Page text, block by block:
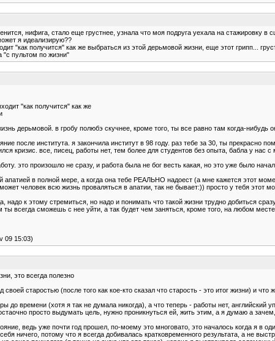
нифига, стало еще грустнее, узнала что моя подруга уехала на стажировку
я идеализирую??
"как получится" как же выбраться из этой дерьмовой жизни, еще этот грипп...
"с пультом по жизни"
"как получится" как же
дерьмовой. в гробу полюбэ скучнее, кроме того, ты все равно там когда-нибудь
после института. я закончила институт в 98 году. раз тебе за 30, ты
кризис. все, писец, работы нет, тем более для студентов без опыта, бабла у
это произошло не сразу, и работа была не бог весть какая, но это уже было
апатией в полной мере, а когда она тебе РЕАЛЬНО надоест (а мне кажется этот
человек всю жизнь проваляться в апатии, так не бывает:)) просто у тебя этот
надо к этому стремиться, но надо и понимать что такой жизни трудно добиться
ты всегда сможешь с нее уйти, а так будет чем заняться, кроме того, на любом
09 15:03)
это всегда полезно
старостью (после того как кое-кто сказал что старость - это итог жизни) и
до времени (хотя я так не думала никогда), а что теперь - работы нет,
просто выдумать цель, нужно проникнуться ей, жить этим, а я думаю а
ведь уже почти год прошел, по-моему это многовато, это началось когда я
ничего, потому что я всегда добивалась кратковременного результата, а не